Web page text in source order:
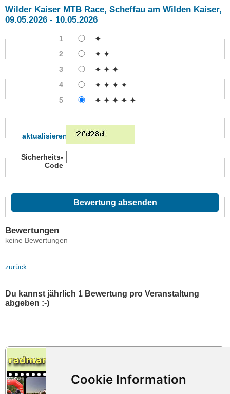
Wilder Kaiser MTB Race, Scheffau am Wilden Kaiser,
09.05.2026 - 10.05.2026
1 ✦
2 ✦ ✦
3 ✦ ✦ ✦
4 ✦ ✦ ✦ ✦
5 ✦ ✦ ✦ ✦ ✦
aktualisieren
Sicherheits-
Code
Bewertungen
keine Bewertungen
zurück
Du kannst jährlich 1 Bewertung pro Veranstaltung
abgeben :-)